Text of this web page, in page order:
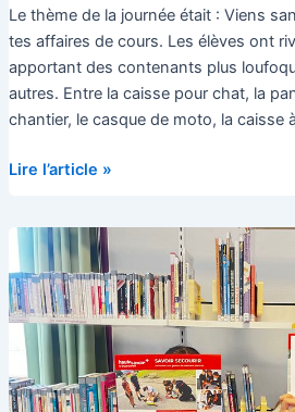
Le thème de la journée était : Viens
tes affaires de cours. Les élèves ont
apportant des contenants plus
autres. Entre la caisse pour chat, la
chantier, le casque de moto, la caisse
Journée
Lire l’article »